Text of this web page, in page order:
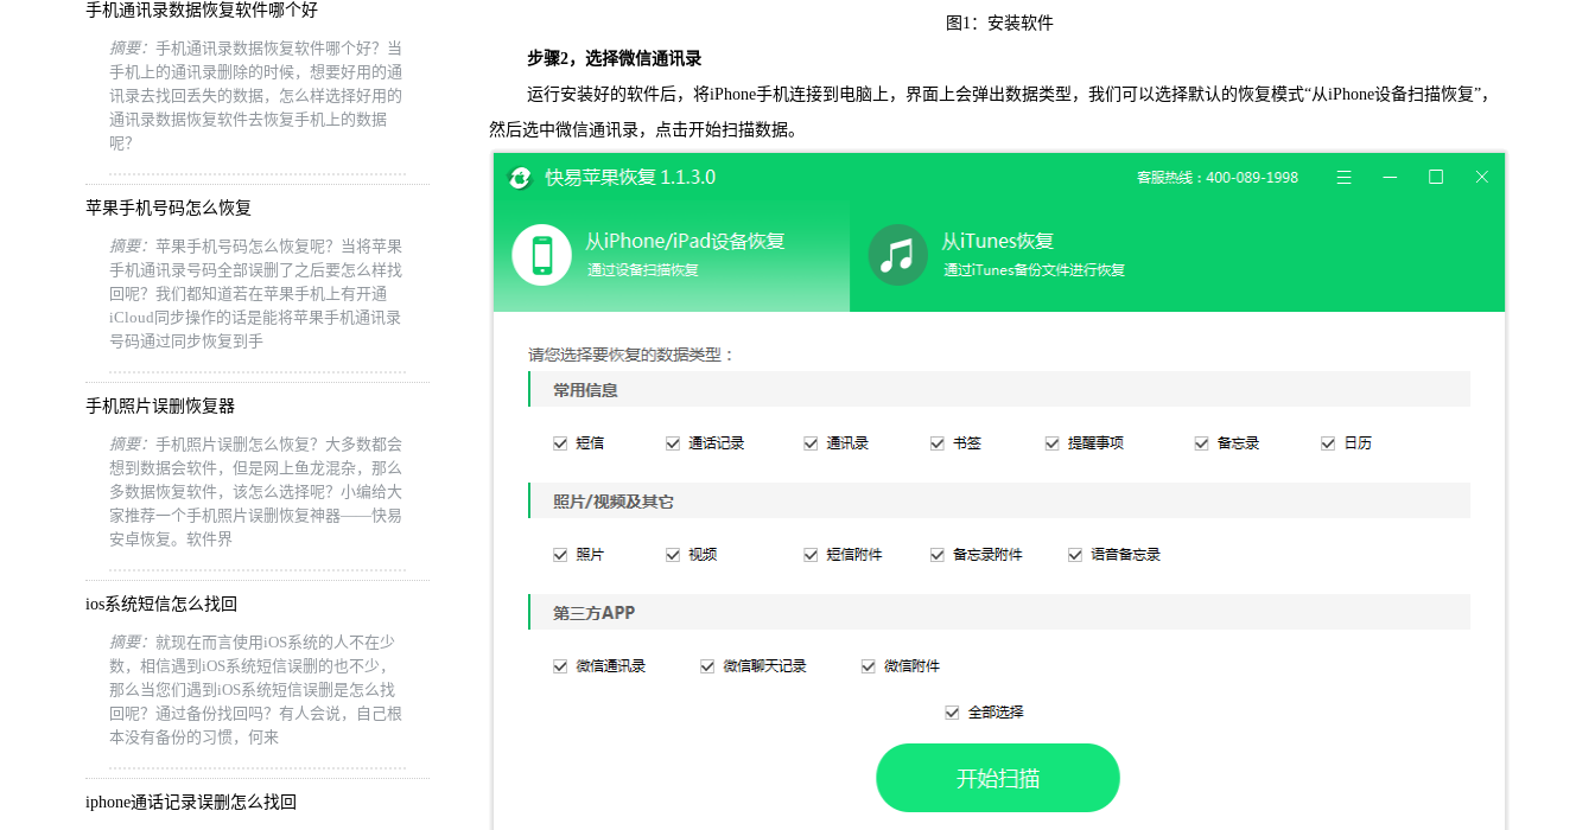
WIN版下载 MAC版下载
手机通讯录数据恢复软件哪个好
摘要： 手机通讯录数据恢复软件哪个好？当
手机上的通讯录删除的时候，想要好用的通
讯录去找回丢失的数据，怎么样选择好用的
通讯录数据恢复软件去恢复手机上的数据
呢？
苹果手机号码怎么恢复
摘要： 苹果手机号码怎么恢复呢？当将苹果
手机通讯录号码全部误删了之后要怎么样找
回呢？我们都知道若在苹果手机上有开通
iCloud同步操作的话是能将苹果手机通讯录
号码通过同步恢复到手
手机照片误删恢复器
摘要： 手机照片误删怎么恢复？大多数都会
想到数据会软件，但是网上鱼龙混杂，那么
多数据恢复软件，该怎么选择呢？小编给大
家推荐一个手机照片误删恢复神器——快易
安卓恢复。软件界
ios系统短信怎么找回
摘要： 就现在而言使用iOS系统的人不在少
数，相信遇到iOS系统短信误删的也不少，
那么当您们遇到iOS系统短信误删是怎么找
回呢？通过备份找回吗？有人会说，自己根
本没有备份的习惯，何来
iphone通话记录误删怎么找回
图1：安装软件
步骤2，选择微信通讯录
运行安装好的软件后，将iPhone手机连接到电脑上，界面上会弹出数据类型，我们可以选择默认的恢复模式“从iPhone设备扫描恢复”，
然后选中微信通讯录，点击开始扫描数据。